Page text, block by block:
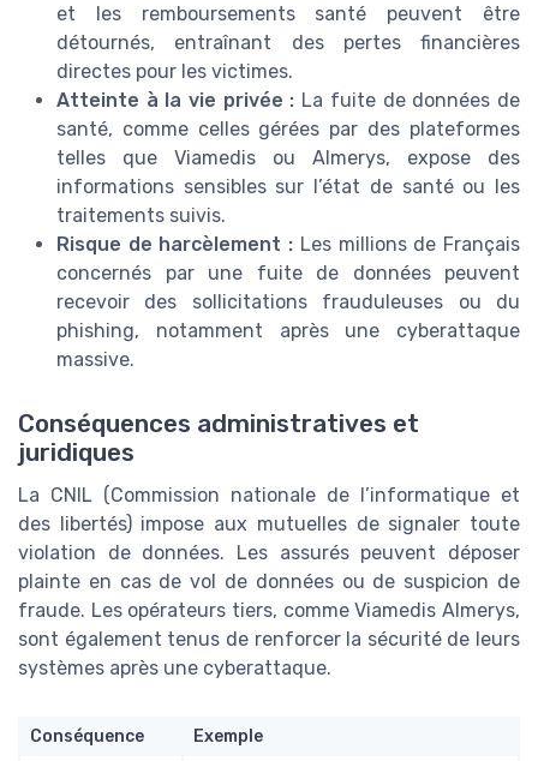
et les remboursements santé peuvent être
détournés, entraînant des pertes financières
directes pour les victimes.
Atteinte à la vie privée : La fuite de données de
santé, comme celles gérées par des plateformes
telles que Viamedis ou Almerys, expose des
informations sensibles sur l’état de santé ou les
traitements suivis.
Risque de harcèlement : Les millions de Français
concernés par une fuite de données peuvent
recevoir des sollicitations frauduleuses ou du
phishing, notamment après une cyberattaque
massive.
Conséquences administratives et
juridiques
La CNIL (Commission nationale de l’informatique et
des libertés) impose aux mutuelles de signaler toute
violation de données. Les assurés peuvent déposer
plainte en cas de vol de données ou de suspicion de
fraude. Les opérateurs tiers, comme Viamedis Almerys,
sont également tenus de renforcer la sécurité de leurs
systèmes après une cyberattaque.
Conséquence
Exemple